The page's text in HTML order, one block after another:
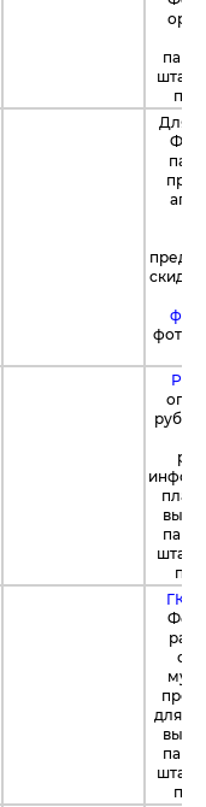
по
Для
РГ
по
ГК
для
по